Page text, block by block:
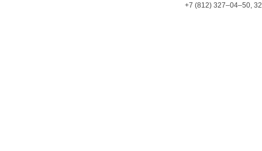
+7 (812) 327–04–50,